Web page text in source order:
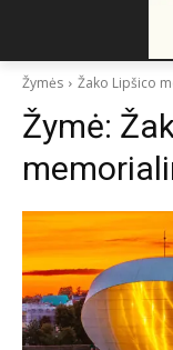
Žymės Žako Lipšico
Žymė: